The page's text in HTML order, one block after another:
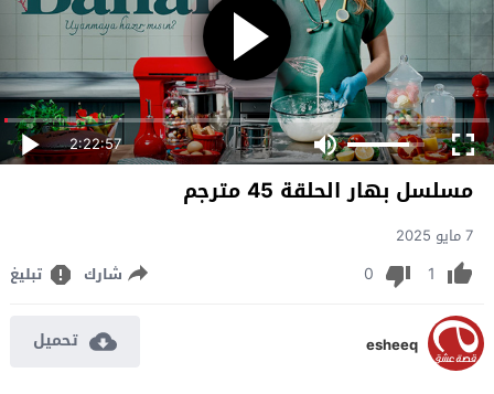
2:22:57
مسلسل بهار الحلقة 45 مترجم
7 مايو 2025
1
0 شارك تبليغ
esheeq تحميل